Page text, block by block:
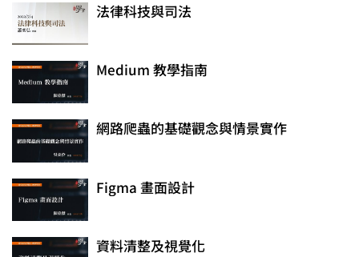
法律科技與司法
Medium 教學指南
網路爬蟲的基礎觀念與情景實作
Figma 畫面設計
資料清整及視覺化